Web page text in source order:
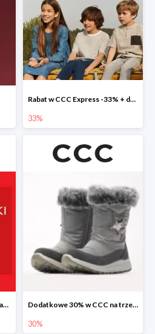
Rabat w CCC Express -33% + darmowa dostawa
33%
Wszystkie torby, walizki i plecaki w CCC -40% Dodatkowe 30% w CCC na trzewiki, botki i kozaki
30%